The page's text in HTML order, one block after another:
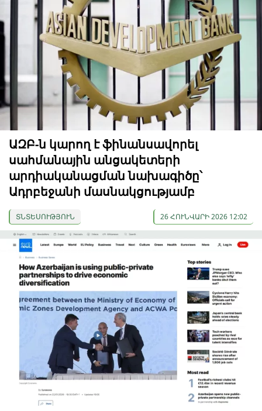
ԱԶԲ-ն կարող է ֆինանսավորել
սահմանային անցակետերի
արդիականացման նախագիծը՝
Ադրբեջանի մասնակցությամբ
ՏՆՏԵՍՈՒԹՅՈՒՆ 26 ՀՈՒՆՎԱՐԻ 2026 12:02